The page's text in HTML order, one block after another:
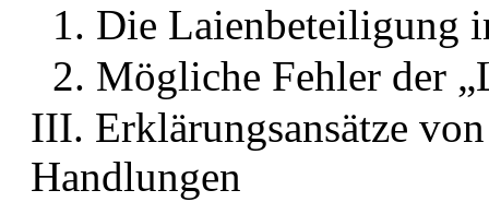
1. Die Laienbeteiligung
2. Mögliche Fehler der
III. Erklärungsansätze
Handlungen